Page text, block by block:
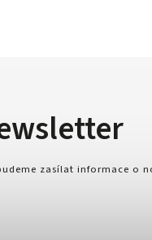
zasílat informace o